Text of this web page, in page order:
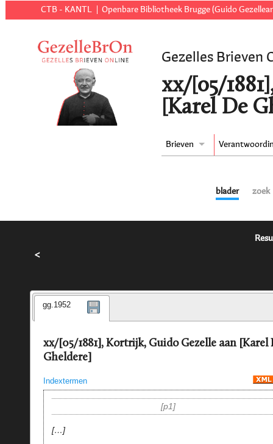
CTB - KANTL Openbare Bibliotheek Brugge (Guido
Gezelles Brieven
xx/[05/
[Karel De
Brieven
blader zoek
<
gg.1952
xx/[05/1881], Kortrijk, Guido Gezelle aan [Karel
Gheldere]
Indextermen
p1
…